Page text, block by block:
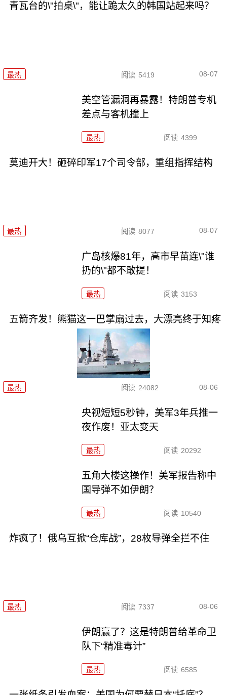
青瓦台的\"拍桌\"，能让跪太久的韩国站起来吗？
最热 阅读 5419 08-07
美空管漏洞再暴露！特朗普专机
差点与客机撞上
最热 阅读 4399
莫迪开大！砸碎印军17个司令部，重组指挥结构
最热 阅读 8077 08-07
广岛核爆81年，高市早苗连\"谁
扔的\"都不敢提！
最热 阅读 3153
五箭齐发！熊猫这一巴掌扇过去，大漂亮终于知疼
最热 阅读 24082 08-06
央视短短5秒钟，美军3年兵推一
夜作废！亚太变天
最热 阅读 20292
五角大楼这操作！美军报告称中
国导弹不如伊朗？
最热 阅读 10540
炸疯了！俄乌互掀“仓库战”，28枚导弹全拦不住
最热 阅读 7337 08-06
伊朗赢了？这是特朗普给革命卫
队下“精准毒计”
最热 阅读 6585